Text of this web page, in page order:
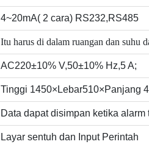
4~20mA( 2 cara) RS232,RS485
Itu harus di dalam ruangan dan suhu
AC220±10% V,50±10% Hz,5 A;
Tinggi 1450×Lebar510×Panjang
Data dapat disimpan ketika
Layar sentuh dan Input Perintah